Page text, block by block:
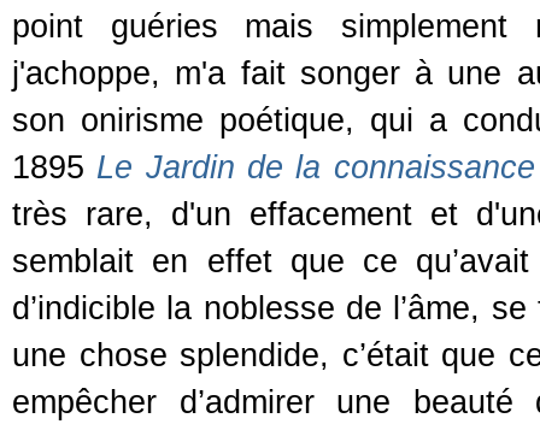
point guéries mais simplement
j'achoppe, m'a fait songer à une
son onirisme poétique, qui a
1895 Le Jardin de la connaissance
très rare, d'un effacement et
semblait en effet que ce
d’indicible la noblesse de l’âme,
une chose splendide, c’était que
empêcher d’admirer une